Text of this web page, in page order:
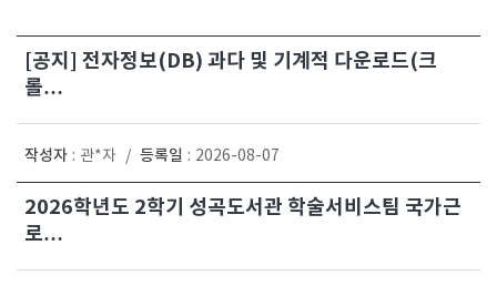
[공지] 전자정보(DB) 과다 및 기계적 다운로드(크
롤…
작성자 : 관*자 / 등록일 : 2026-08-07
2026학년도 2학기 성곡도서관 학술서비스팀 국가근
로…